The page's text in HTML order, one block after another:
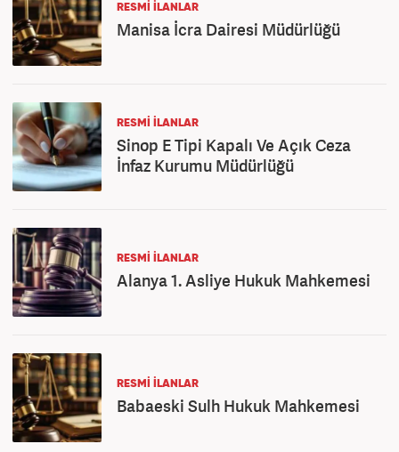
RESMİ İLANLAR
Manisa İcra Dairesi Müdürlüğü
RESMİ İLANLAR
Sinop E Tipi Kapalı Ve Açık Ceza
İnfaz Kurumu Müdürlüğü
RESMİ İLANLAR
Alanya 1. Asliye Hukuk Mahkemesi
RESMİ İLANLAR
Babaeski Sulh Hukuk Mahkemesi